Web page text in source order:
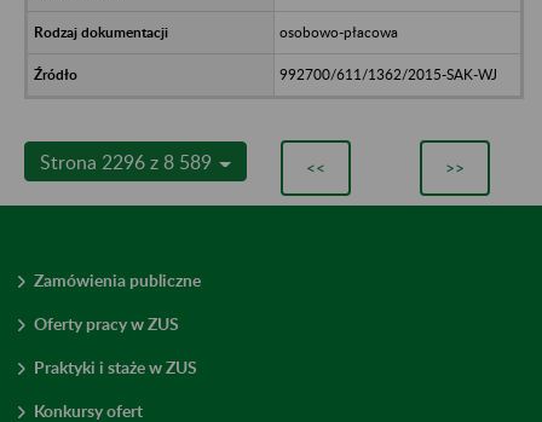
osobowo-płacowa
992700/611/1362/2015-SAK-WJ
Strona 2296 z 8 589 << >>
Zamówienia publiczne
Oferty pracy w ZUS
Praktyki i staże w ZUS
Konkursy ofert